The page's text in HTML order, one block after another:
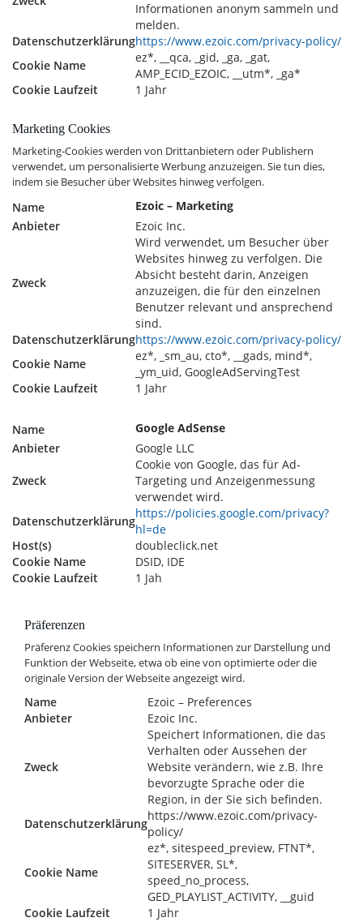
Informationen anonym sammeln und
melden.
Datenschutzerklärunghttps://www.ezoic.com/privacy-policy/
Cookie Name
ez*, __qca, _gid, _ga, _gat,
AMP_ECID_EZOIC, __utm*, _ga*
Cookie Laufzeit
1 Jahr
Marketing Cookies
Marketing-Cookies werden von Drittanbietern oder Publishern
verwendet, um personalisierte Werbung anzuzeigen. Sie tun dies,
indem sie Besucher über Websites hinweg verfolgen.
Name
Ezoic – Marketing
Anbieter
Ezoic Inc.
Zweck
Wird verwendet, um Besucher über
Websites hinweg zu verfolgen. Die
Absicht besteht darin, Anzeigen
anzuzeigen, die für den einzelnen
Benutzer relevant und ansprechend
sind.
Datenschutzerklärunghttps://www.ezoic.com/privacy-policy/
Cookie Name
ez*, _sm_au, cto*, __gads, mind*,
_ym_uid, GoogleAdServingTest
Cookie Laufzeit
1 Jahr
Name
Google AdSense
Anbieter
Google LLC
Zweck
Cookie von Google, das für Ad-
Targeting und Anzeigenmessung
verwendet wird.
Datenschutzerklärung
https://policies.google.com/privacy?
hl=de
Host(s)
doubleclick.net
Cookie Name
DSID, IDE
Cookie Laufzeit
1 Jah
Präferenzen
Präferenz Cookies speichern Informationen zur Darstellung und
Funktion der Webseite, etwa ob eine von optimierte oder die
originale Version der Webseite angezeigt wird.
Name
Ezoic – Preferences
Anbieter
Ezoic Inc.
Zweck
Speichert Informationen, die das
Verhalten oder Aussehen der
Website verändern, wie z.B. Ihre
bevorzugte Sprache oder die
Region, in der Sie sich befinden.
Datenschutzerklärung
https://www.ezoic.com/privacy-
policy/
Cookie Name
ez*, sitespeed_preview, FTNT*,
SITESERVER, SL*,
speed_no_process,
GED_PLAYLIST_ACTIVITY, __guid
Cookie Laufzeit
1 Jahr